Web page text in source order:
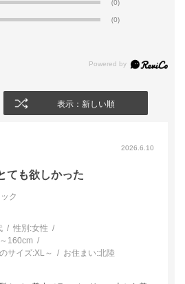
(0)
(0)
表示：新しい順
2026.6.10
ても欲しかった
ク
性別:女性
160cm
サイズ:XL～ お住まい:北陸